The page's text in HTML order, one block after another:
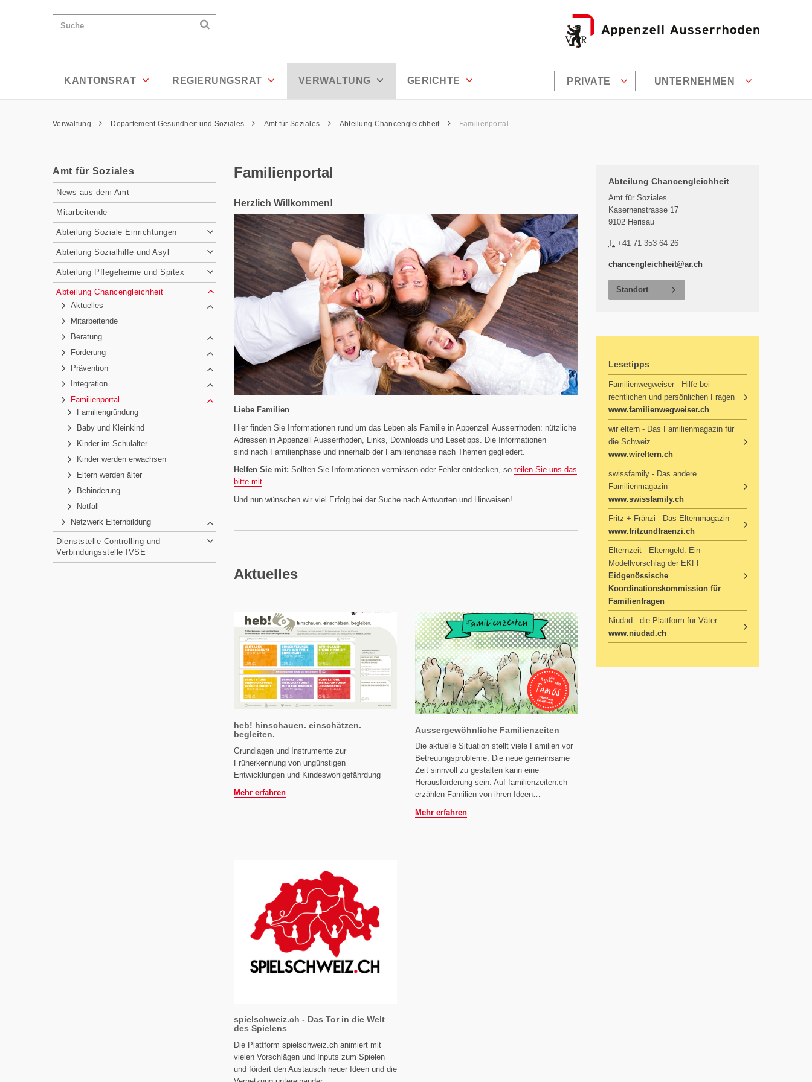
Suchen
KANTONSRAT
REGIERUNGSRAT VERWALTUNG GERICHTE PRIVATE UNTERNEHMEN
Inhalt
Pfadnavigation
Verwaltung Departement Gesundheit und Soziales Amt für Soziales Abteilung Chancengleichheit Familienportal
Amt für Soziales
Subnavigation
News aus dem Amt
Mitarbeitende
Abteilung Soziale Einrichtungen
Abteilung Sozialhilfe und Asyl
Abteilung Pflegeheime und Spitex
Abteilung Chancengleichheit
Aktuelles
Mitarbeitende
Beratung
Förderung
Prävention
Integration
Familienportal
Familiengründung
Baby und Kleinkind
Kinder im Schulalter
Kinder werden erwachsen
Eltern werden älter
Behinderung
Notfall
Netzwerk Elternbildung
Dienststelle Controlling und
Verbindungsstelle IVSE
Familienportal
Herzlich Willkommen!
Liebe Familien
Hier finden Sie Informationen rund um das Leben als Familie in Appenzell Ausserrhoden: nützliche
Adressen in Appenzell Ausserrhoden, Links, Downloads und Lesetipps. Die Informationen
sind nach Familienphase und innerhalb der Familienphase nach Themen gegliedert.
Helfen Sie mit: Sollten Sie Informationen vermissen oder Fehler entdecken, so teilen Sie uns das
bitte mit.
Und nun wünschen wir viel Erfolg bei der Suche nach Antworten und Hinweisen!
Aktuelles
heb! hinschauen. einschätzen.
begleiten.
Grundlagen und Instrumente zur
Früherkennung von ungünstigen
Entwicklungen und Kindeswohlgefährdung
Mehr erfahren
Aussergewöhnliche Familienzeiten
Die aktuelle Situation stellt viele Familien vor
Betreuungsprobleme. Die neue gemeinsame
Zeit sinnvoll zu gestalten kann eine
Herausforderung sein. Auf familienzeiten.ch
erzählen Familien von ihren Ideen…
Mehr erfahren
spielschweiz.ch - Das Tor in die Welt
des Spielens
Die Plattform spielschweiz.ch animiert mit
vielen Vorschlägen und Inputs zum Spielen
und fördert den Austausch neuer Ideen und die
Abteilung Chancengleichheit
Amt für Soziales
Kasernenstrasse 17
9102 Herisau
T: +41 71 353 64 26
chancengleichheit@ar.ch
Standort
Lesetipps
Familienwegweiser - Hilfe bei
rechtlichen und persönlichen Fragen
www.familienwegweiser.ch
wir eltern - Das Familienmagazin für
die Schweiz
www.wireltern.ch
swissfamily - Das andere
Familienmagazin
www.swissfamily.ch
Fritz + Fränzi - Das Elternmagazin
www.fritzundfraenzi.ch
Elternzeit - Elterngeld. Ein
Modellvorschlag der EKFF
Eidgenössische
Koordinationskommission für
Familienfragen
Niudad - die Plattform für Väter
​​​​​​​www.niudad.ch